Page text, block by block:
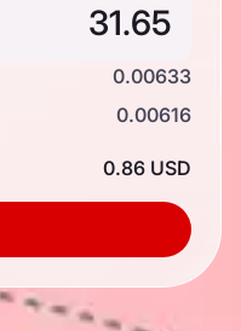
0.00633
0.00616
0.86 USD